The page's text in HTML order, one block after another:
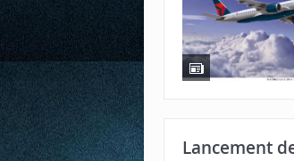
Lancement